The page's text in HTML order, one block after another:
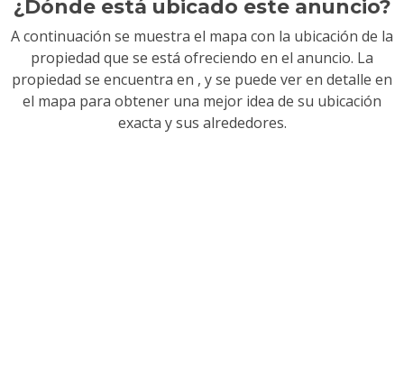
¿Dónde está ubicado este anuncio?
A continuación se muestra el mapa con la ubicación de la
propiedad que se está ofreciendo en el anuncio. La
propiedad se encuentra en , y se puede ver en detalle en
el mapa para obtener una mejor idea de su ubicación
exacta y sus alrededores.